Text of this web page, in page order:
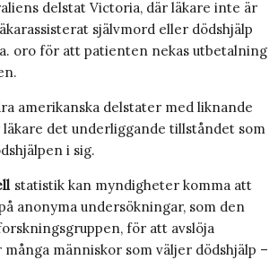
delstat Victoria, där läkare inte är
självmord eller dödshjälp
oro för att patienten nekas utbetalning
amerikanska delstater med liknande
det underliggande tillståndet som
i sig.
statistik kan myndigheter komma att
anonyma undersökningar, som den
för att avslöja
människor som väljer dödshjälp –